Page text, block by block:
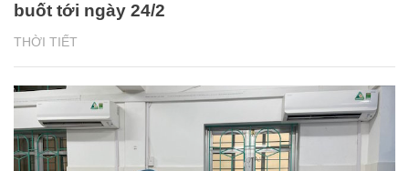
THỜI TIẾT
buốt tới ngày 24/2